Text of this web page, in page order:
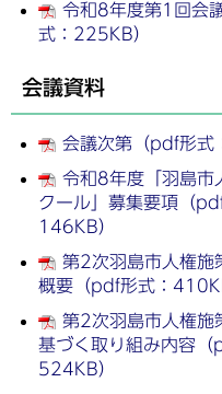
令和8年度第1回会
式：225KB）
会議資料
会議次第（pdf形式
令和8年度「羽島市
クール」募集要項（
146KB）
第2次羽島市人権施
概要（pdf形式：
第2次羽島市人権施
基づく取り組み内容（
524KB）